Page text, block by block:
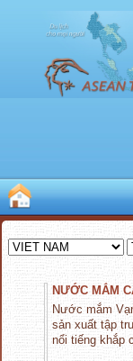
NƯỚC MẮM
Nước mắm
sản xuất tập
nổi tiếng